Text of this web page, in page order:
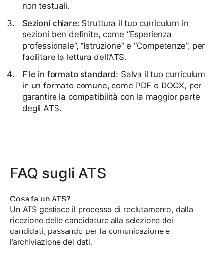
non testuali.
Sezioni chiare: Struttura il tuo curriculum in
sezioni ben definite, come “Esperienza
professionale”, “Istruzione” e “Competenze”, per
facilitare la lettura dell’ATS.
File in formato standard: Salva il tuo curriculum
in un formato comune, come PDF o DOCX, per
garantire la compatibilità con la maggior parte
degli ATS.
FAQ sugli ATS
Cosa fa un ATS?
Un ATS gestisce il processo di reclutamento, dalla
ricezione delle candidature alla selezione dei
candidati, passando per la comunicazione e
l’archiviazione dei dati.